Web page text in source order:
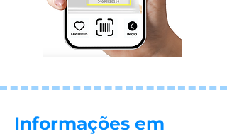
Informações em